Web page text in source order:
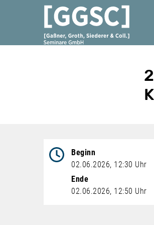
Veranstaltungsdatum
Beginn
02.06.2026, 12:30 Uhr
Ende
02.06.2026, 12:50 Uhr